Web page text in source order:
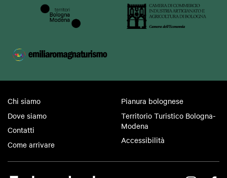
Chi siamo
Dove siamo
Contatti
Come arrivare
Pianura bolognese
Territorio Turistico Bologna-
Modena
Accessibilità